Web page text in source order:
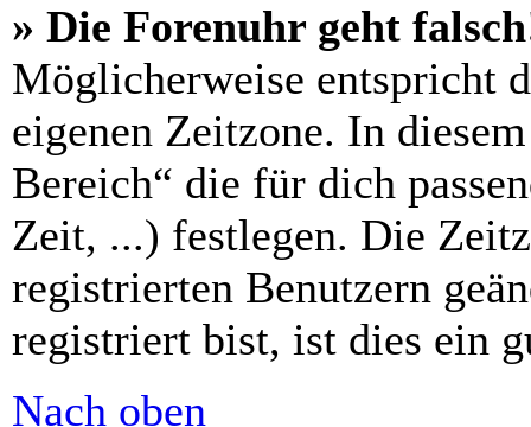
» Die Forenuhr geht
Möglicherweise entspricht
eigenen Zeitzone. In
Bereich“ die für dich
Zeit, ...) festlegen. Die
registrierten Benutzern
registriert bist, ist dies ein
Nach oben